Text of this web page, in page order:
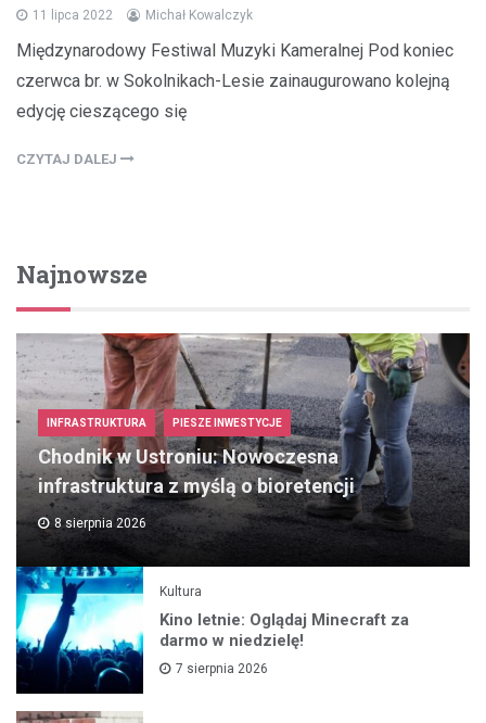
11 lipca 2022 Michał Kowalczyk
Międzynarodowy Festiwal Muzyki Kameralnej Pod koniec
czerwca br. w Sokolnikach-Lesie zainaugurowano kolejną
edycję cieszącego się
CZYTAJ DALEJ
Najnowsze
INFRASTRUKTURA PIESZE INWESTYCJE
Chodnik w Ustroniu: Nowoczesna
infrastruktura z myślą o bioretencji
8 sierpnia 2026
Kultura
Kino letnie: Oglądaj Minecraft za
darmo w niedzielę!
7 sierpnia 2026